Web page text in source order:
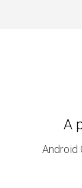
A
Android